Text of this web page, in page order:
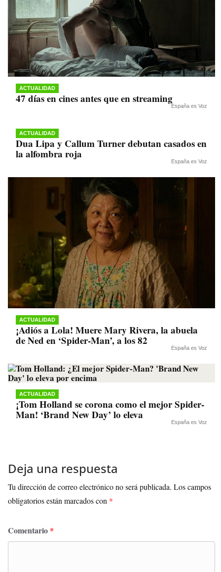
ACTUALIDAD
47 días en cines antes que en streaming
España es Voz
ACTUALIDAD
Dua Lipa y Callum Turner debutan casados en
la alfombra roja
España es Voz
ACTUALIDAD
¡Adiós a Lola! Muere Mary Rivera, la abuela
de Ned en ‘Spider-Man’, a los 82
España es Voz
ACTUALIDAD
¡Tom Holland se corona como el mejor Spider-
Man! ‘Brand New Day’ lo eleva
España es Voz
Deja una respuesta
Tu dirección de correo electrónico no será publicada. Los campos
obligatorios están marcados con *
Comentario *